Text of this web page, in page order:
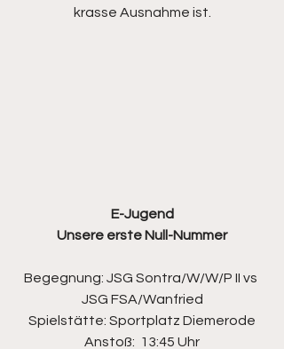
krasse Ausnahme ist.
E-Jugend
Unsere erste Null-Nummer
Begegnung: JSG Sontra/W/W/P II vs
JSG FSA/Wanfried
Spielstätte: Sportplatz Diemerode
Anstoß:  13:45 Uhr